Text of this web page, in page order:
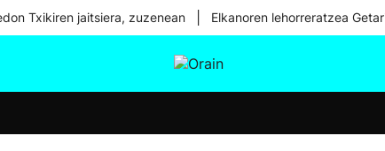
Txikiren jaitsiera, zuzenean Elkanoren lehorreratzea